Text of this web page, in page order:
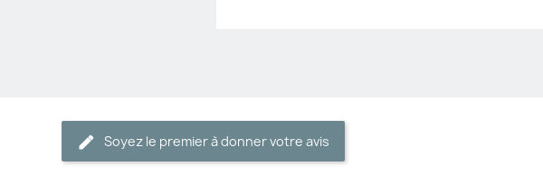
Soyez le premier à donner votre avis